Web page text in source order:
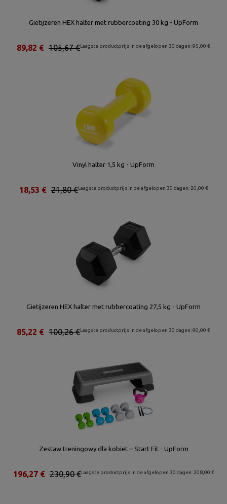
Gietijzeren HEX halter met rubbercoating 30 kg - UpForm
Laagste productprijs in de afgelopen 30 dagen: 95,00 €
105,67 €
89,82 €
Vinyl halter 1,5 kg - UpForm
Laagste productprijs in de afgelopen 30 dagen: 20,00 €
21,80 €
18,53 €
Gietijzeren HEX halter met rubbercoating 27,5 kg - UpForm
Laagste productprijs in de afgelopen 30 dagen: 90,00 €
100,26 €
85,22 €
Zestaw treningowy dla kobiet – Start Fit - UpForm
Laagste productprijs in de afgelopen 30 dagen: 208,00 €
230,90 €
196,27 €